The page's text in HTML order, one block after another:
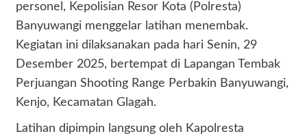
personel, Kepolisian Resor Kota (Polresta)
Banyuwangi menggelar latihan menembak.
Kegiatan ini dilaksanakan pada hari Senin, 29
Desember 2025, bertempat di Lapangan Tembak
Perjuangan Shooting Range Perbakin Banyuwangi,
Kenjo, Kecamatan Glagah.
​Latihan dipimpin langsung oleh Kapolresta